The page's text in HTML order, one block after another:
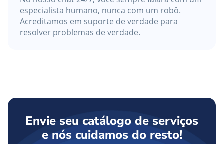
especialista humano, nunca com um robô.
Acreditamos em suporte de verdade para
resolver problemas de verdade.
Envie seu catálogo de serviços
e nós cuidamos do resto!